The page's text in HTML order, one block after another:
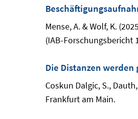
Mense, A. & Wolf, K.
(IAB-Forschungsbericht
Die Distanzen werden
Coskun Dalgic, S.,
Frankfurt am Main.